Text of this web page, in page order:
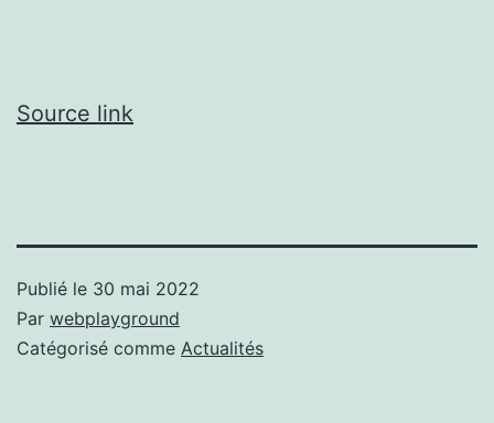
Source link
Publié le 30 mai 2022
Par webplayground
Catégorisé comme Actualités